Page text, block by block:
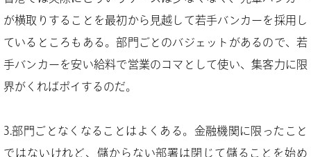
が横取りすることを最初から見越して若手バンカーを採用し
ているところもある。部門ごとのバジェットがあるので、若
手バンカーを安い給料で営業のコマとして使い、集客力に限
界がくればポイするのだ。
3.部門ごとなくなることはよくある。金融機関に限ったこと
ではないけれど、儲からない部署は閉じて儲ることを始め